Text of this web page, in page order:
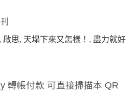
, 啟思, 天塌下來又怎樣！ , 盡力就好
轉帳付款 可直接掃描本 QR